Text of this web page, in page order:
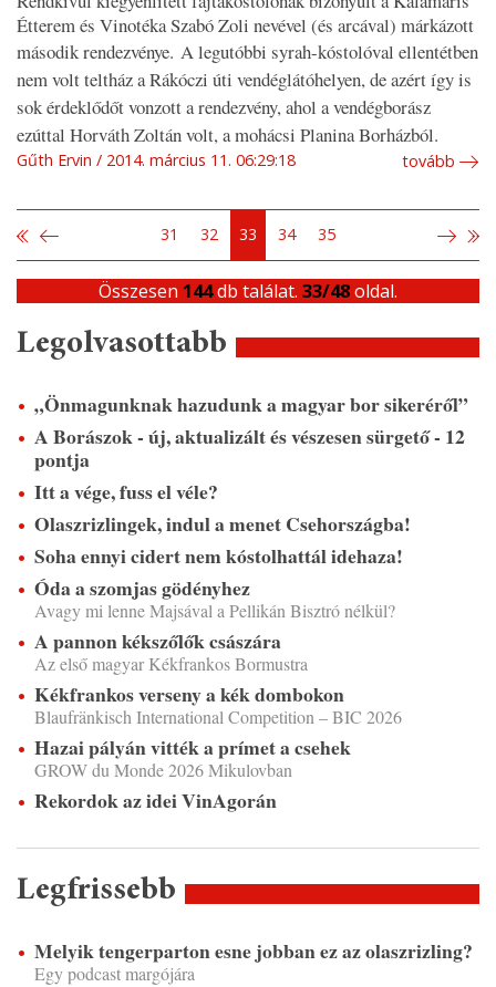
Étterem és Vinotéka Szabó Zoli nevével (és arcával) márkázott
második rendezvénye. A legutóbbi syrah-kóstolóval ellentétben
nem volt teltház a Rákóczi úti vendéglátóhelyen, de azért így is
sok érdeklődőt vonzott a rendezvény, ahol a vendégborász
ezúttal Horváth Zoltán volt, a mohácsi Planina Borházból.
Gűth Ervin 2014. március 11. 06:29:18 tovább
31 32 33 34 35
Összesen 144db találat. 33/48oldal.
Legolvasottabb
„Önmagunknak hazudunk a magyar bor sikeréről”
A Borászok - új, aktualizált és vészesen sürgető - 12
pontja
Itt a vége, fuss el véle?
Olaszrizlingek, indul a menet Csehországba!
Soha ennyi cidert nem kóstolhattál idehaza!
Óda a szomjas gödényhez
Avagy mi lenne Majsával a Pellikán Bisztró nélkül?
A pannon kékszőlők császára
Az első magyar Kékfrankos Bormustra
Kékfrankos verseny a kék dombokon
Blaufränkisch International Competition – BIC 2026
Hazai pályán vitték a prímet a csehek
GROW du Monde 2026 Mikulovban
Rekordok az idei VinAgorán
Legfrissebb
Melyik tengerparton esne jobban ez az olaszrizling?
Egy podcast margójára